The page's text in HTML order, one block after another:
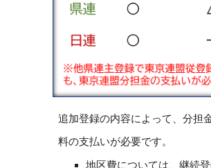
追加登録の内容によって、分担
料の支払いが必要です。
地区費については、継続